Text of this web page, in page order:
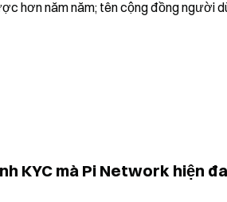
hơn năm năm; tên cộng đồng người
KYC mà Pi Network hiện